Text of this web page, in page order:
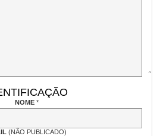
NOME *
(NÃO PUBLICADO)